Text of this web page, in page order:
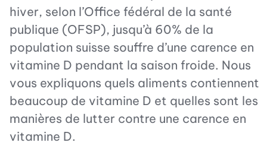
hiver, selon l’Office fédéral de la santé
publique (OFSP), jusqu’à 60% de la
population suisse souffre d’une carence en
vitamine D pendant la saison froide. Nous
vous expliquons quels aliments contiennent
beaucoup de vitamine D et quelles sont les
manières de lutter contre une carence en
vitamine D.